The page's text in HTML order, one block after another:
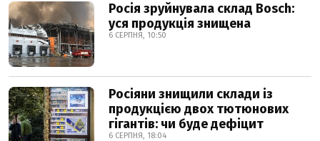
Росія зруйнувала склад Bosch:
уся продукція знищена
6 СЕРПНЯ, 10:50
Росіяни знищили склади із
продукцією двох тютюнових
гігантів: чи буде дефіцит
6 СЕРПНЯ, 18:04